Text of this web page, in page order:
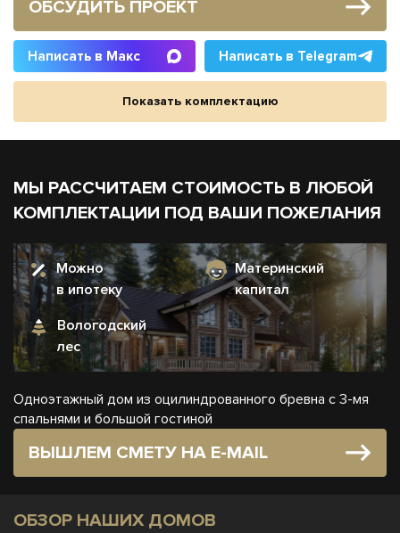
ОБСУДИТЬ ПРОЕКТ
Написать в Макс Написать в Telegram
Показать комплектацию
МЫ РАССЧИТАЕМ СТОИМОСТЬ В ЛЮБОЙ
КОМПЛЕКТАЦИИ ПОД ВАШИ ПОЖЕЛАНИЯ
Можно
в ипотеку
Материнский
капитал
Вологодский
лес
Одноэтажный дом из оцилиндрованного бревна с 3-мя
спальнями и большой гостиной
ВЫШЛЕМ СМЕТУ НА E-MAIL
ОБЗОР НАШИХ ДОМОВ